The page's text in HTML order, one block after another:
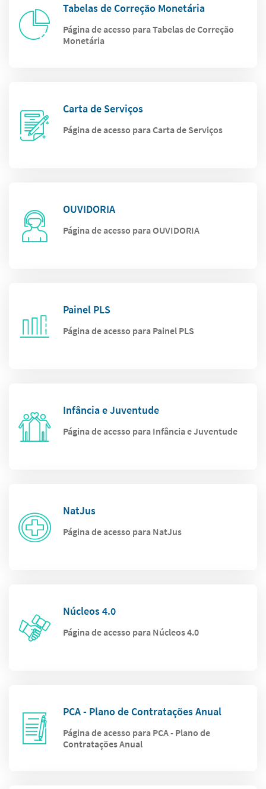
Tabelas de Correção Monetária
Página de acesso para Tabelas de Correção
Monetária
Carta de Serviços
Página de acesso para Carta de Serviços
OUVIDORIA
Página de acesso para OUVIDORIA
Painel PLS
Página de acesso para Painel PLS
Infância e Juventude
Página de acesso para Infância e Juventude
NatJus
Página de acesso para NatJus
Núcleos 4.0
Página de acesso para Núcleos 4.0
PCA - Plano de Contratações Anual
Página de acesso para PCA - Plano de
Contratações Anual